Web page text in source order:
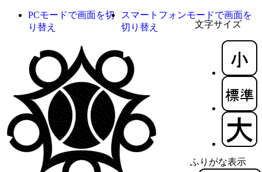
文字サイズ
ふりがな表示
PCモードで画面を切
り替え
スマートフォンモードで画面を
切り替え